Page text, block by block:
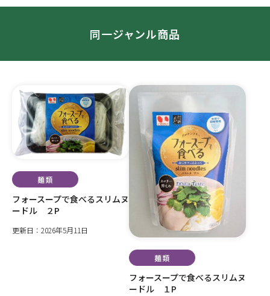
同一ジャンル商品
麺類
フォースープで食べるスリムヌ
ードル ２P
更新日：2026年5月11日
麺類
フォースープで食べるスリムヌ
ードル １P